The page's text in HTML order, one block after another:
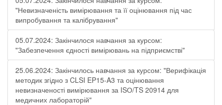
"Невизначеність вимірювання та її оцінювання під час
випробування та калібрування"
05.07.2024: Закінчилося навчання за курсом:
"Забезпечення єдності вимірювань на підприємстві"
25.06.2024: Закінчилось навчання за курсом: "Верифікація
методик згідно з CLSI EP15-A3 та оцінювання
невизначеності вимірювання за ISО/TS 20914 для
медичних лабораторій"